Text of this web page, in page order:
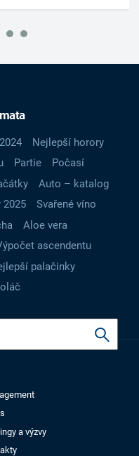
Nejlepší horory
Partie
Počasí
Auto – katalog
2025
Svařené víno
Aloe vera
ascendentu
palačinky
a výzvy